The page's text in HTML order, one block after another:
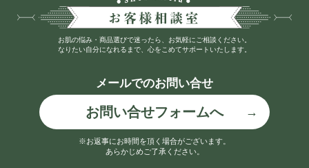
お肌の悩み・商品選びで迷ったら、お気軽にご相談ください。
なりたい自分になれるまで、心をこめてサポートいたします。
メールでのお問い合せ
お問い合せフォームへ
※お返事にお時間を頂く場合がございます。
あらかじめご了承ください。